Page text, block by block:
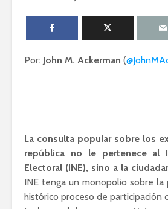
Por: John M. Ackerman (
La consulta popular sobre los
república no le pertenece al
Electoral (INE), sino a la
INE tenga un monopolio sobre
histórico proceso de participación
Lozano con Julio
La cumbre AMLO-